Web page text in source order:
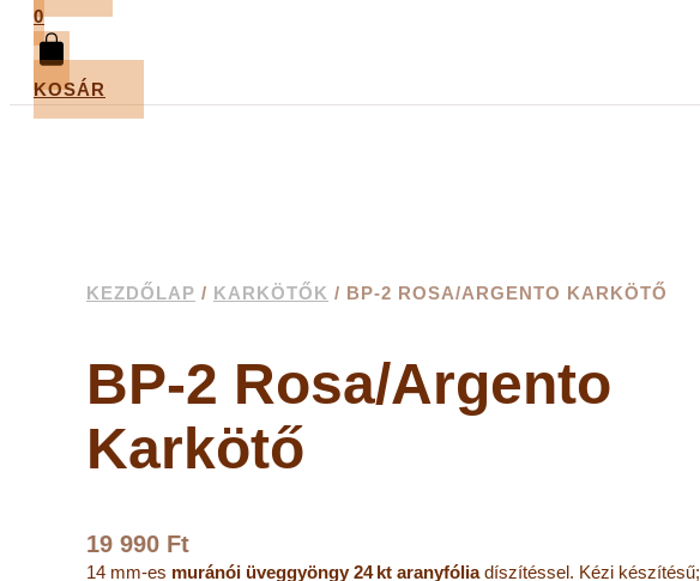
0
KOSÁR
KEZDŐLAP / KARKÖTŐK / BP-2 ROSA/ARGENTO KARKÖTŐ
BP-2 Rosa/Argento
Karkötő
19 990 Ft
14 mm-es muránói üveggyöngy 24 kt aranyfóliadíszítéssel. Kézi készítésű;